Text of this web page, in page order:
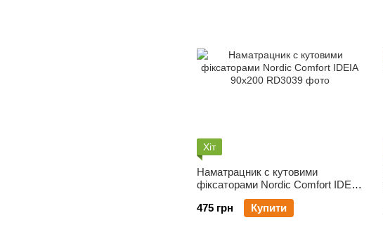
Хіт
Наматрацник с кутовими
фіксаторами Nordic Comfort IDEIA
475 грн
Купити